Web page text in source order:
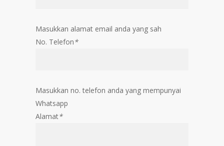
Masukkan alamat email anda yang sah
No. Telefon*
Masukkan no. telefon anda yang mempunyai
Whatsapp
Alamat*